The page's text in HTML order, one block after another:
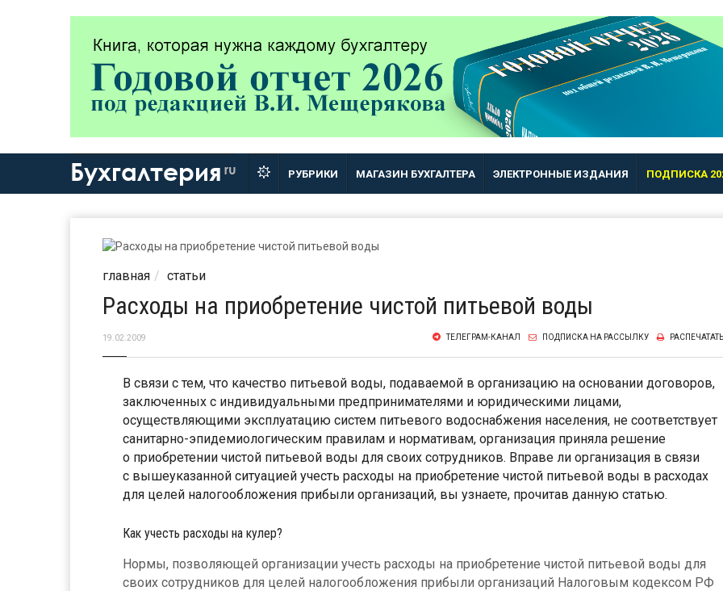
Бухгалтерия ru РУБРИКИ МАГАЗИН БУХГАЛТЕРА ЭЛЕКТРОННЫЕ ИЗДАНИЯ ПОДПИСКА
главная статьи
Расходы на приобретение чистой питьевой воды
19.02.2009 РАСПЕЧАТАТЬ
ПОДПИСКА НА РАССЫЛКУ
ТЕЛЕГРАМ-КАНАЛ
В связи с тем, что качество питьевой воды, подаваемой в организацию на основании договоров,
заключенных с индивидуальными предпринимателями и юридическими лицами,
осуществляющими эксплуатацию систем питьевого водоснабжения населения, не соответствует
санитарно-эпидемиологическим правилам и нормативам, организация приняла решение
о приобретении чистой питьевой воды для своих сотрудников. Вправе ли организация в связи
с вышеуказанной ситуацией учесть расходы на приобретение чистой питьевой воды в расходах
для целей налогообложения прибыли организаций, вы узнаете, прочитав данную статью.
Как учесть расходы на кулер?
Нормы, позволяющей организации учесть расходы на приобретение чистой питьевой воды для
своих сотрудников для целей налогообложения прибыли организаций Налоговым кодексом РФ